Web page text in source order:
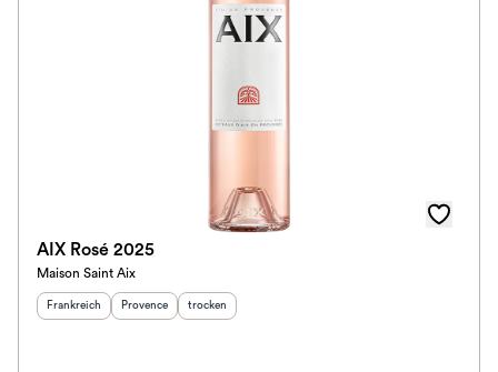
AIX Rosé 2025
Maison Saint Aix
Herkunftsland
Frankreich Herkunftsregion:
Provence Geschmack
trocken